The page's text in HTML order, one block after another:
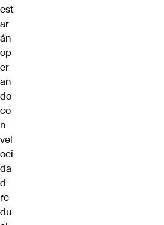
est
ar
án
op
er
an
do
co
n
vel
oci
da
d
re
du